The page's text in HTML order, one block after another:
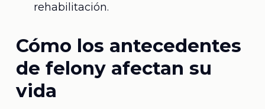
rehabilitación.
Cómo los antecedentes
de felony afectan su
vida